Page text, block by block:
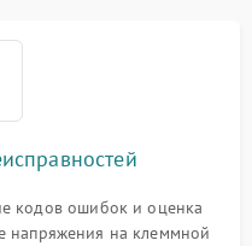
кодов ошибок и оценка
напряжения на клеммной